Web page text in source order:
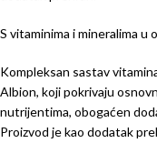
S vitaminima i mineralima u
Kompleksan sastav
Albion, koji pokrivaju
nutrijentima, obogaćen
Proizvod je kao dodatak